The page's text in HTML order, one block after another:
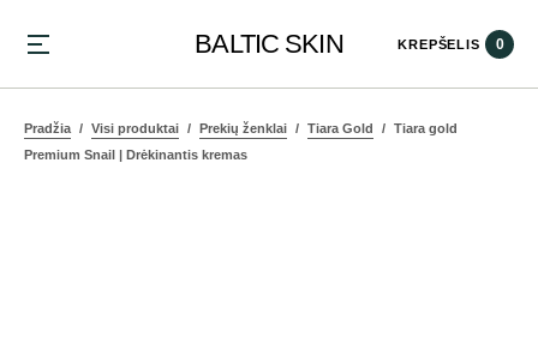
BALTIC SKIN KREPŠELIS 0
Pradžia Visi produktai Prekių ženklai Tiara Gold
Tiara gold
Premium Snail | Drėkinantis kremas